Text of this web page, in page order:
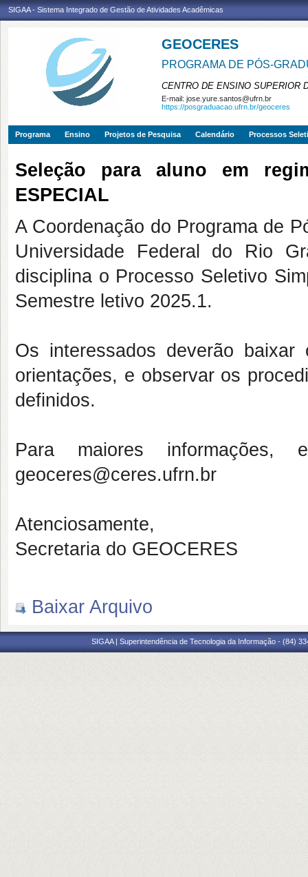
SIGAA - Sistema Integrado de Gestão de Atividades Acadêmicas
GEOCERES
PROGRAMA DE PÓS-
CENTRO DE ENSINO SUPERIOR
E-mail: jose.yure.santos@ufrn.br
https://posgraduacao.ufrn.br/geoceres
Programa Ensino Projetos de Pesquisa Calendário Processos
Seleção para aluno em
ESPECIAL
A Coordenação do Programa de
Universidade Federal do Rio
disciplina o Processo Seletivo
Semestre letivo 2025.1.
Os interessados deverão
orientações, e observar os
definidos.
Para maiores
geoceres@ceres.ufrn.br
Atenciosamente,
Secretaria do GEOCERES
Baixar Arquivo
SIGAA | Superintendência de Tecnologia da Informação - (84)